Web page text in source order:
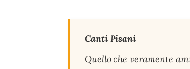
Canti Pisani
Quello che veramente